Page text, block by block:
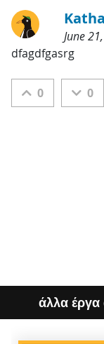
June
Κατηγορίες
dfagdfgasrg
0 0
άλλα